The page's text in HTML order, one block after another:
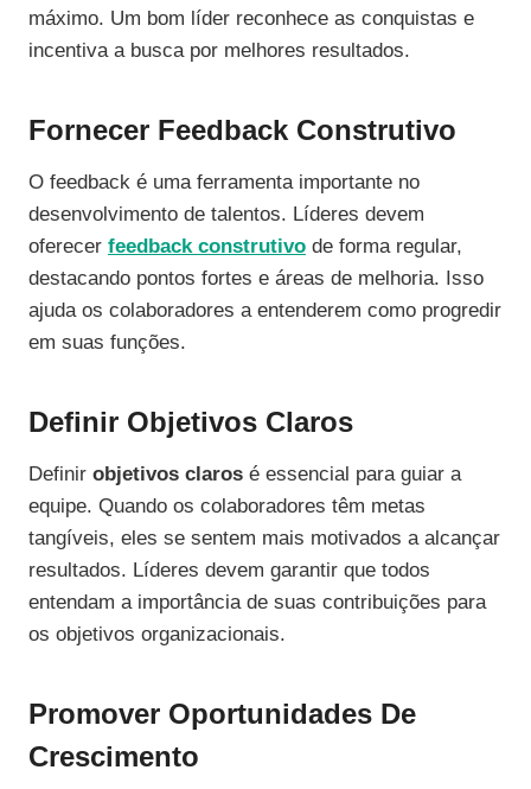
máximo. Um bom líder reconhece as conquistas e
incentiva a busca por melhores resultados.
Fornecer Feedback Construtivo
O feedback é uma ferramenta importante no
desenvolvimento de talentos. Líderes devem
oferecer feedback construtivo de forma regular,
destacando pontos fortes e áreas de melhoria. Isso
ajuda os colaboradores a entenderem como progredir
em suas funções.
Definir Objetivos Claros
Definir objetivos claros é essencial para guiar a
equipe. Quando os colaboradores têm metas
tangíveis, eles se sentem mais motivados a alcançar
resultados. Líderes devem garantir que todos
entendam a importância de suas contribuições para
os objetivos organizacionais.
Promover Oportunidades De
Crescimento